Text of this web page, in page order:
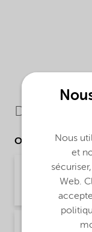
Downloads
Other
Brochure
Brochure
Nous
et
Web.